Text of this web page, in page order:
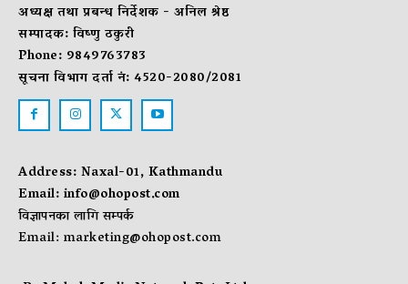
अध्यक्ष तथा प्रबन्ध निर्देशक - अनिल श्रेष्ठ
सम्पादक: विष्णु ठकुरी
Phone: 9849763783
सूचना विभाग दर्ता नं: 4520-2080/2081
Address: Naxal-01, Kathmandu
Email:info@ohopost.com
विज्ञापनका लागि सम्पर्क
Email:marketing@ohopost.com